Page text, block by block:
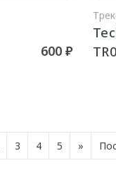
600 ₽
3 4 5 »